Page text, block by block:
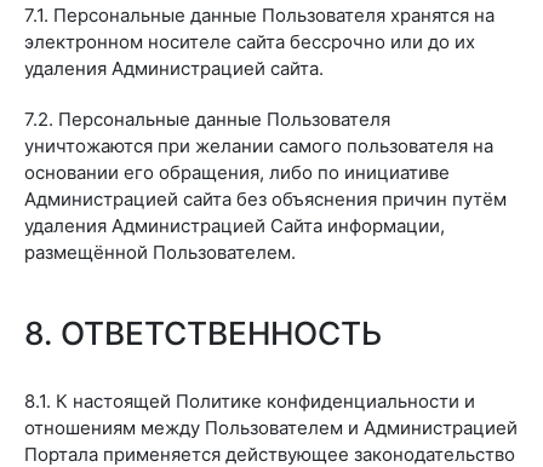
7.1. Персональные данные Пользователя хранятся на
электронном носителе сайта бессрочно или до их
удаления Администрацией сайта.
7.2. Персональные данные Пользователя
уничтожаются при желании самого пользователя на
основании его обращения, либо по инициативе
Администрацией сайта без объяснения причин путём
удаления Администрацией Сайта информации,
размещённой Пользователем.
8. ОТВЕТСТВЕННОСТЬ
8.1. К настоящей Политике конфиденциальности и
отношениям между Пользователем и Администрацией
Портала применяется действующее законодательство